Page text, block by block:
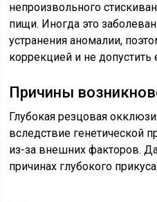
непроизвольного
пищи. Иногда это
устранения аномалии,
коррекцией и не допустить
Причины
Глубокая резцовая
вследствие генетической
из-за внешних факторов.
причинах глубокого